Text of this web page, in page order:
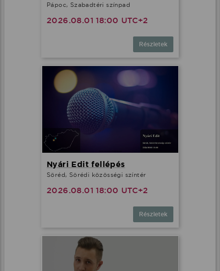
Pápoc, Szabadtéri színpad
2026.08.01 18:00 UTC+2
Részletek
Nyári Edit fellépés
Söréd, Sörédi közösségi színtér
2026.08.01 18:00 UTC+2
Részletek